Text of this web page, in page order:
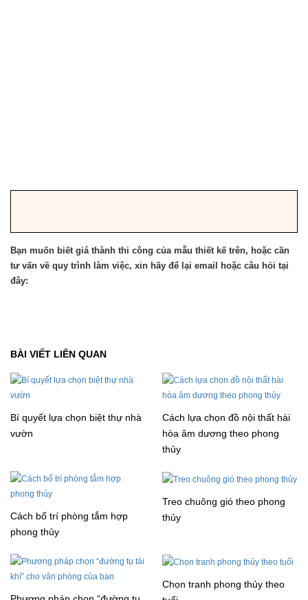
Bạn muốn biết giá thành thi công của mẫu thiết kế trên, hoặc cần
tư vấn về quy trình làm việc, xin hãy để lại email hoặc câu hỏi tại
đây:
BÀI VIẾT LIÊN QUAN
Bí quyết lựa chọn biệt thự nhà
vườn
Cách lựa chọn đồ nội thất hài
hòa âm dương theo phong
thủy
Cách bố trí phòng tắm hợp
phong thủy
Treo chuông gió theo phong
thủy
Chọn tranh phong thủy theo